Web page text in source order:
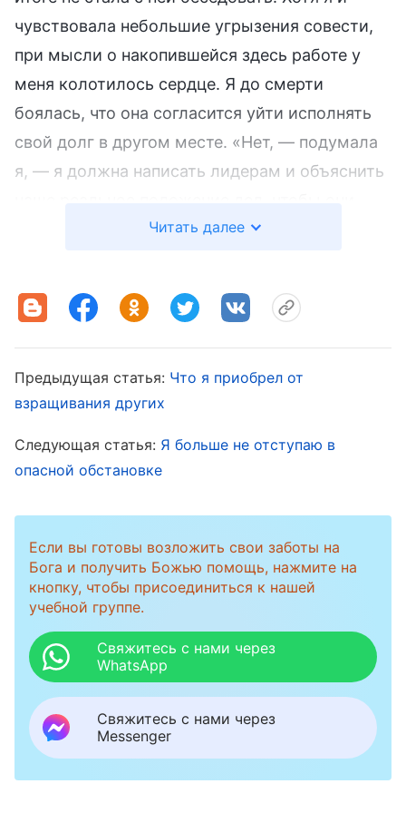
чувствовала небольшие угрызения совести,
при мысли о накопившейся здесь работе у
меня колотилось сердце. Я до смерти
боялась, что она согласится уйти исполнять
свой долг в другом месте. «Нет, — подумала
я, — я должна написать лидерам и объяснить
оставили Чан Ли здесь». Но потом я подумала
проявляю внимания к Божьим намерениям и
мешаю Божьему дому продвигать и
взращивать людей?» После долгих раздумий
я удалила начатое письмо. Несколько дней
на душе. Прошло еще два дня, и я заметила,
как обычно. Она перестала хмуриться, и,
похоже, начала писать ответ. Как только Чан
Ли закончила писать, я с нетерпением
спросила ее, что она решила. Услышав, что
она согласилась уйти, я немного
расстроилась. С ее уходом я теряла
способную помощницу, поэтому мне очень не
хотелось ее отпускать. Но поскольку решение
было принято, мне оставалось только
покориться. Я лишь утешала себя: «Придется
Читать далее
Предыдущая статья: Что я приобрел от
взращивания других
Следующая статья: Я больше не отступаю в
опасной обстановке
Если вы готовы возложить свои заботы на
Бога и получить Божью помощь, нажмите на
кнопку, чтобы присоединиться к нашей
учебной группе.
Свяжитесь с нами через
WhatsApp
Свяжитесь с нами через
Messenger